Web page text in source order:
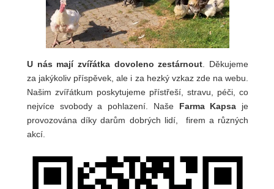
U nás mají zvířátka dovoleno zestárnout . Děkujeme
za jakýkoliv příspěvek, ale i za hezký vzkaz zde na webu.
Našim zvířátkum poskytujeme přístřeší, stravu, péči, co
nejvíce svobody a pohlazení. Naše Farma Kapsa je
provozována díky darům dobrých lidí, firem a různých
akcí.